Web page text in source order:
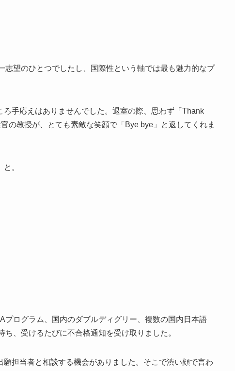
望のひとつでしたし、国際性という軸では最も魅力的なプ
手応えはありませんでした。退室の際、思わず「Thank
の教授が、とても素敵な笑顔で「Bye bye」と返してくれま
。
ログラム、国内のダブルディグリー、複数の国内日本語
、受けるたびに不合格通知を受け取りました。
担当者と相談する機会がありました。そこで渋い顔で言わ